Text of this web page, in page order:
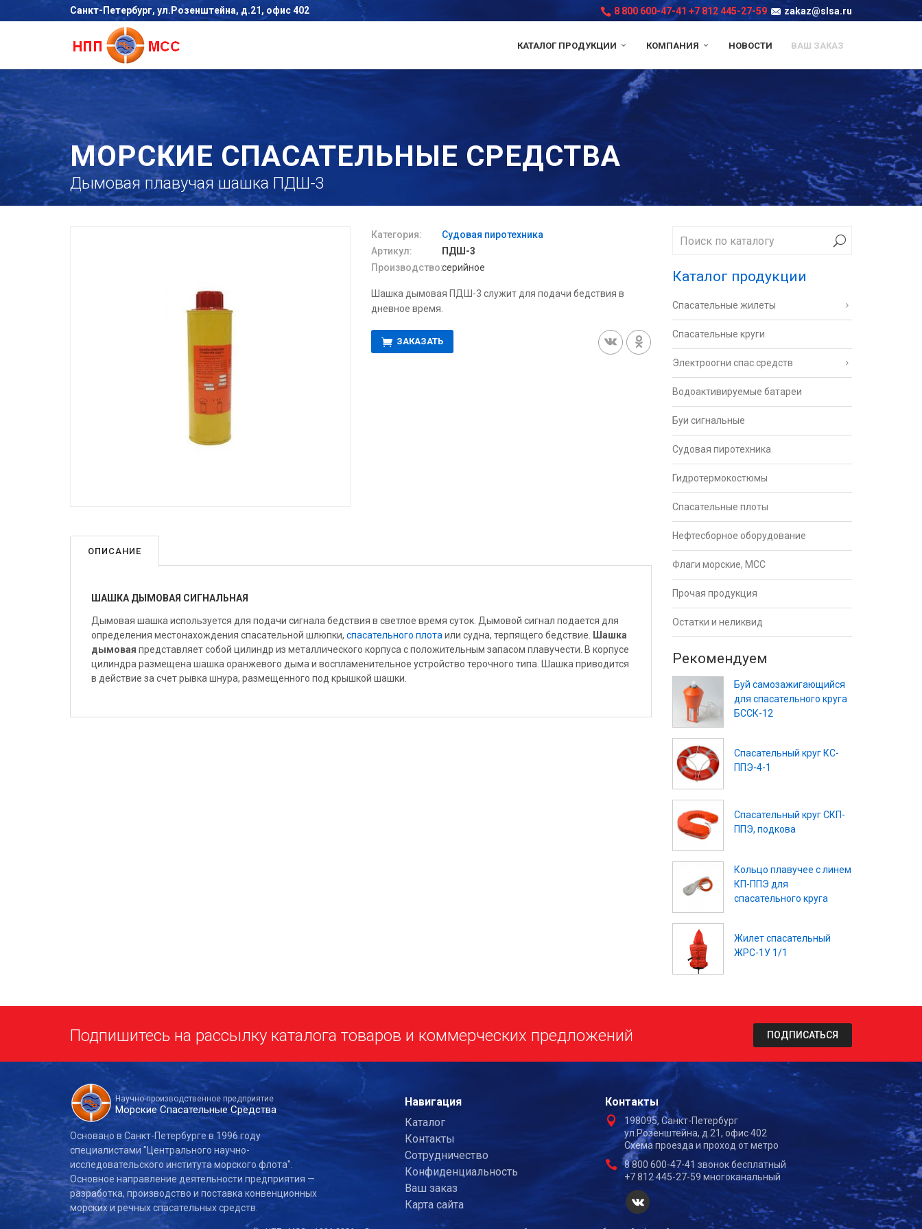
Санкт-Петербург, ул.Розенштейна, д.21, офис 402 8 800 600-47-41 +7 812 445-27-59 zakaz@slsa.ru
КАТАЛОГ ПРОДУКЦИИ КОМПАНИЯ НОВОСТИ ВАШ ЗАКАЗ
МОРСКИЕ СПАСАТЕЛЬНЫЕ СРЕДСТВА
Дымовая плавучая шашка ПДШ-3
Категория:
Судовая пиротехника
Артикул:
ПДШ-3
Производство:серийное
Шашка дымовая ПДШ-3 служит для подачи бедствия в
дневное время.
ЗАКАЗАТЬ
ОПИСАНИЕ
ШАШКА ДЫМОВАЯ СИГНАЛЬНАЯ
Дымовая шашка используется для подачи сигнала бедствия в светлое время суток. Дымовой сигнал подается для
определения местонахождения спасательной шлюпки, спасательного плота или судна, терпящего бедствие.
Шашка
дымовая представляет собой цилиндр из металлического корпуса с положительным запасом плавучести. В корпусе
цилиндра размещена шашка оранжевого дыма и воспламенительное устройство терочного типа. Шашка приводится
в действие за счет рывка шнура, размещенного под крышкой шашки.
Каталог продукции
Спасательные жилеты
Спасательные круги
Электроогни спас.средств
Водоактивируемые батареи
Буи сигнальные
Судовая пиротехника
Гидротермокостюмы
Спасательные плоты
Нефтесборное оборудование
Флаги морские, МСС
Прочая продукция
Остатки и неликвид
Рекомендуем
Буй самозажигающийся
для спасательного круга
БССК-12
Спасательный круг КС-
ППЭ-4-1
Спасательный круг СКП-
ППЭ, подкова
Кольцо плавучее с линем
КП-ППЭ для
спасательного круга
Жилет спасательный
ЖРС-1У 1/1
Подпишитесь на рассылку каталога товаров и коммерческих предложений ПОДПИСАТЬСЯ
Научно-производственное предприятие
Морские Спасательные Средства
Основано в Санкт-Петербурге в 1996 году
специалистами "Центрального научно-
исследовательского института морского флота".
Основное направление деятельности предприятия —
разработка, производство и поставка конвенционных
морских и речных спасательных средств.
Навигация
Каталог
Контакты
Сотрудничество
Конфиденциальность
Ваш заказ
Карта сайта
Контакты
198095, Санкт-Петербург
ул.Розенштейна, д.21, офис 402
Схема проезда и проход от метро
8 800 600-47-41 звонок бесплатный
+7 812 445-27-59 многоканальный